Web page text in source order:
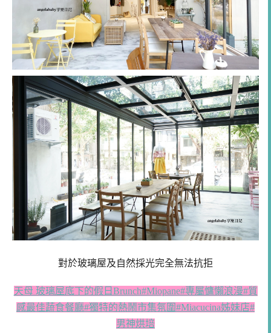
對於玻璃屋及自然採光完全無法抗拒
天母 玻璃屋底下的假日Brunch#Miopane#專屬慵懶浪漫#質
感最佳蔬食餐廳#獨特的熱鬧市集氛圍#Miacucina姊妹店#
男神烘培